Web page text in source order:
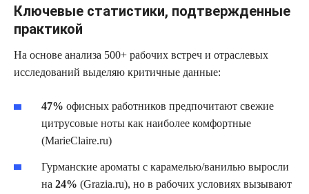
Ключевые статистики, подтвержденные
практикой
На основе анализа 500+ рабочих встреч и отраслевых
исследований выделяю критичные данные:
47% офисных работников предпочитают свежие
цитрусовые ноты как наиболее комфортные
(MarieClaire.ru)
Гурманские ароматы с карамелью/ванилью выросли
на 24% (Grazia.ru), но в рабочих условиях вызывают